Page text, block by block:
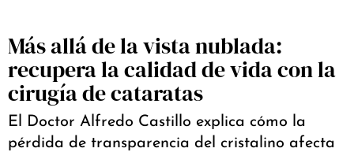
Más allá de la vista nublada:
recupera la calidad de vida con la
cirugía de cataratas
El Doctor Alfredo Castillo explica cómo la
pérdida de transparencia del cristalino afecta